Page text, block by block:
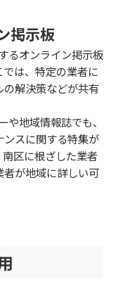
掲示板
るオンライン掲示板
は、特定の業者に
解決策などが共有
や地域情報誌でも、
スに関する特集が
区に根ざした業者
が地域に詳しい可